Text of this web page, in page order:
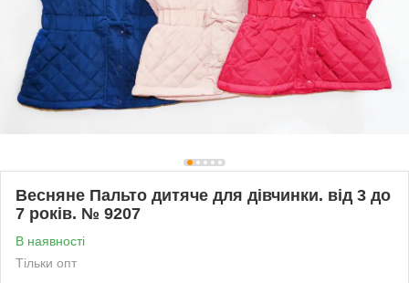
Весняне Пальто дитяче для дівчинки. від 3 до
7 років. № 9207
В наявності
Тільки опт